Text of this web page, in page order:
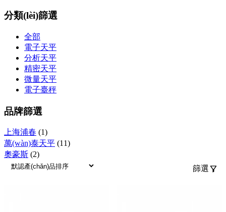
分類(lèi)篩選
全部
電子天平
分析天平
精密天平
微量天平
電子臺秤
品牌篩選
上海浦春 (1)
萬(wàn)泰天平 (11)
奧豪斯 (2)
篩選